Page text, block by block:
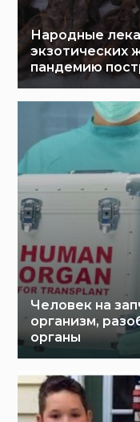
Народные
экзотических
пандемию
Человек на
организм,
органы